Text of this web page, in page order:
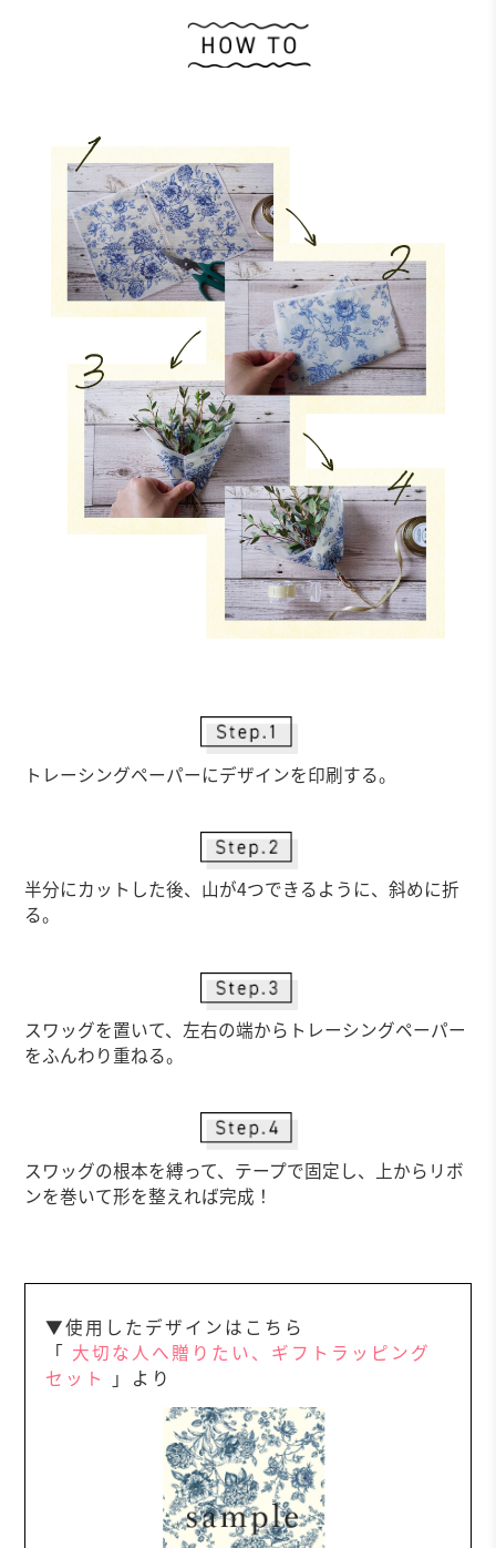
トレーシングペーパーにデザインを印刷する。
半分にカットした後、山が4つできるように、斜めに折
る。
スワッグを置いて、左右の端からトレーシングペーパー
をふんわり重ねる。
スワッグの根本を縛って、テープで固定し、上からリボ
ンを巻いて形を整えれば完成！
▼使用したデザインはこちら
「 大切な人へ贈りたい、ギフトラッピング
セット
」より